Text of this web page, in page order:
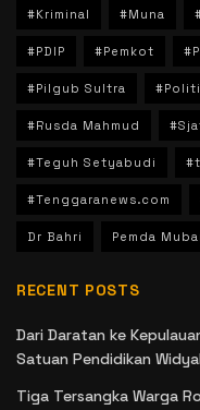
#Kriminal #Muna
#PDIP #Pemkot
#Pilgub Sultra
#Rusda Mahmud
#Teguh Setyabudi
#Tenggaranews.com
Dr Bahri Pemda
RECENT POSTS
Dari Daratan ke
Satuan Pendidikan
Tiga Tersangka Warga